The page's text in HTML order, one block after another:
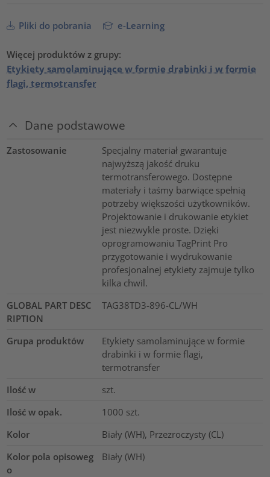
Pliki do pobrania e-Learning
Więcej produktów z grupy:
Etykiety samolaminujące w formie drabinki i w formie
flagi, termotransfer
Dane podstawowe
Zastosowanie
Specjalny materiał gwarantuje
najwyższą jakość druku
termotransferowego. Dostępne
materiały i taśmy barwiące spełnią
potrzeby większości użytkowników.
Projektowanie i drukowanie etykiet
jest niezwykle proste. Dzięki
oprogramowaniu TagPrint Pro
przygotowanie i wydrukowanie
profesjonalnej etykiety zajmuje tylko
kilka chwil.
GLOBAL PART DESC
RIPTION
TAG38TD3-896-CL/WH
Grupa produktów
Etykiety samolaminujące w formie
drabinki i w formie flagi,
termotransfer
Ilość w
szt.
Ilość w opak.
1000 szt.
Kolor
Biały (WH), Przezroczysty (CL)
Kolor pola opisoweg
o
Biały (WH)